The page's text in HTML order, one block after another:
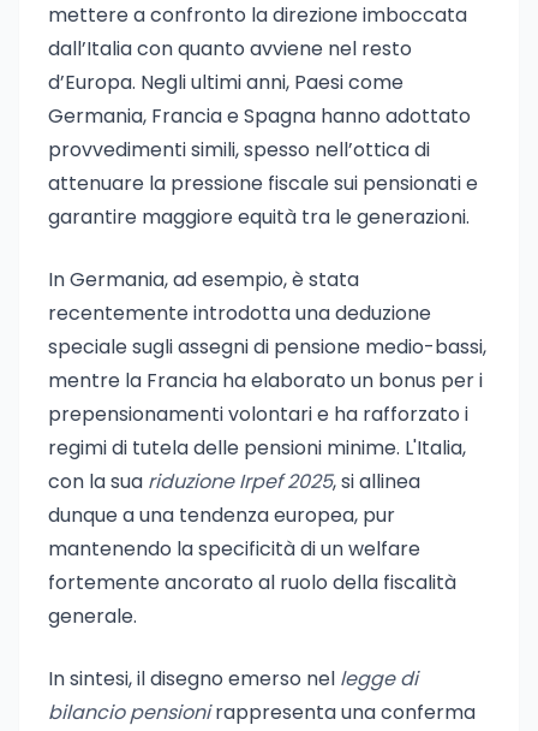
mettere a confronto la direzione imboccata
dall’Italia con quanto avviene nel resto
d’Europa. Negli ultimi anni, Paesi come
Germania, Francia e Spagna hanno adottato
provvedimenti simili, spesso nell’ottica di
attenuare la pressione fiscale sui pensionati e
garantire maggiore equità tra le generazioni.
In Germania, ad esempio, è stata
recentemente introdotta una deduzione
speciale sugli assegni di pensione medio-bassi,
mentre la Francia ha elaborato un bonus per i
prepensionamenti volontari e ha rafforzato i
regimi di tutela delle pensioni minime. L'Italia,
con la sua riduzione Irpef 2025, si allinea
dunque a una tendenza europea, pur
mantenendo la specificità di un welfare
fortemente ancorato al ruolo della fiscalità
generale.
In sintesi, il disegno emerso nel legge di
bilancio pensionirappresenta una conferma